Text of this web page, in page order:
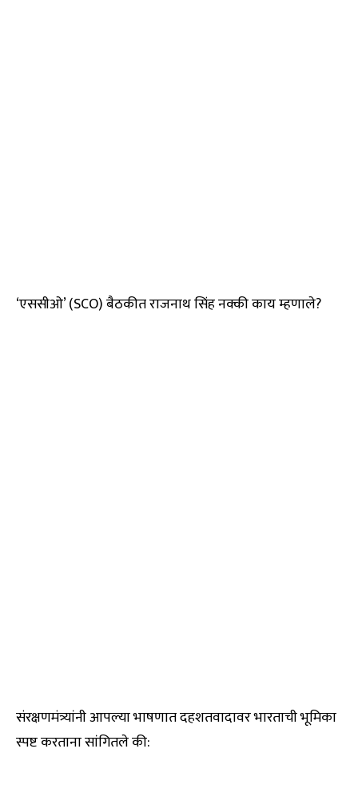
‘एससीओ’ (SCO) बैठकीत राजनाथ सिंह नक्की काय म्हणाले?
संरक्षणमंत्र्यांनी आपल्या भाषणात दहशतवादावर भारताची भूमिका
स्पष्ट करताना सांगितले की: